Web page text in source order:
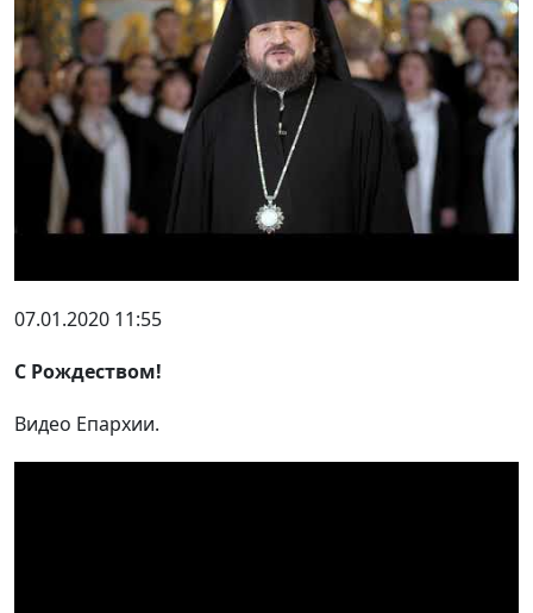
07.01.2020 11:55
С Рождеством!
Видео Епархии.